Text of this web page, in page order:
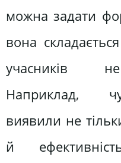
можна задати
вона
учасників
Наприклад,
виявили не
й